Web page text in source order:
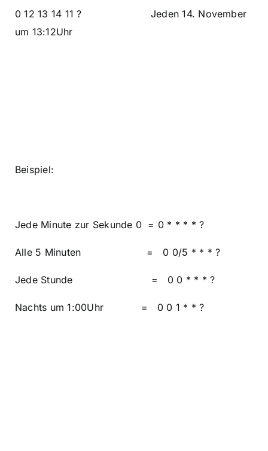
0 12 13 14 11 ? Jeden 14. November
um 13:12Uhr
Beispiel:
Jede Minute zur Sekunde 0 = 0 * * * * ?
Alle 5 Minuten = 0 0/5 * * * ?
Jede Stunde = 0 0 * * * ?
Nachts um 1:00Uhr = 0 0 1 * * ?